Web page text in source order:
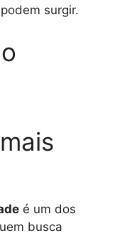
surgir.
é um dos
busca